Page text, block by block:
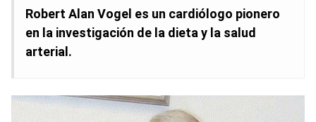
Robert Alan Vogel es un cardiólogo pionero
en la investigación de la dieta y la salud
arterial.